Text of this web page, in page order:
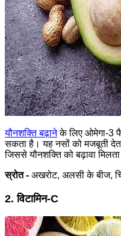
यौनशक्ति बढ़ानेके लिए ओमेगा-3
सकता है। यह नसों को मजबूती
जिससे यौनशक्ति को बढ़ावा
स्रोत - अखरोट, अलसी के बीज,
2. विटामिन-C